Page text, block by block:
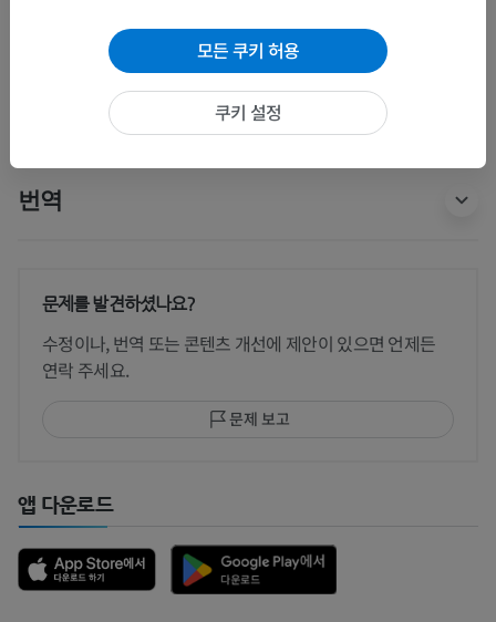
인체 해부학 1
번역
문제를 발견하셨나요?
수정이나, 번역 또는 콘텐츠 개선에 제안이 있으면 언제든
연락 주세요.
문제 보고
앱 다운로드
모든 쿠키 허용
쿠키 설정